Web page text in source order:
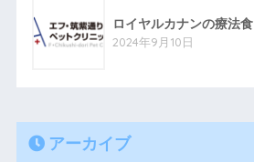
ロイヤルカナンの療法食
2024年9月10日
アーカイブ